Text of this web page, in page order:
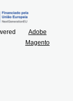
Adobe
Magento